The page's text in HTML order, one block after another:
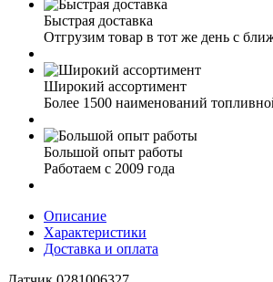
Быстрая доставка
Отгрузим товар в тот же день с
Широкий ассортимент
Более 1500 наименований
Большой опыт работы
Работаем с 2009 года
Описание
Характеристики
Доставка и оплата